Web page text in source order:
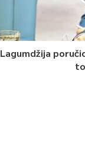
Lagumdžija